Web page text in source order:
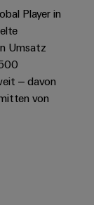
Player in
Umsatz
– davon
von